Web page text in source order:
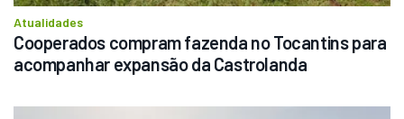
Atualidades
Cooperados compram fazenda no Tocantins para
acompanhar expansão da Castrolanda